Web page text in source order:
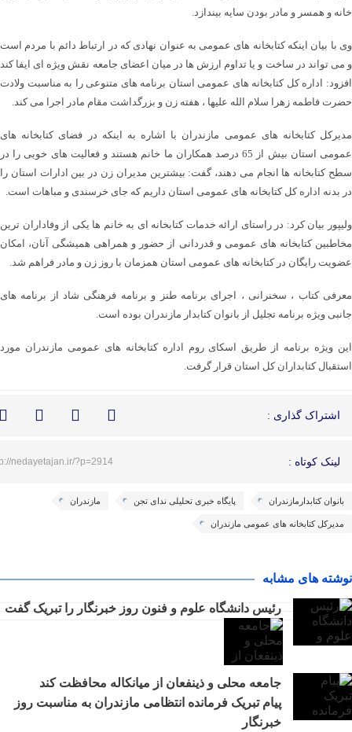
خانه و همسر و مادر بودن سایه بیندازد.
وی با بیان اینکه کتابخانه های عمومی به عنوان نهادی که در ارتباط دائم با مردم است
و می تواند در ساخت و یا تداوم ارزش ها در میان اعضای جامعه نقش ویژه ای ایفا کند
افزود: اداره کل کتابخانه های عمومی استان برنامه های متنوعی را به مناسبت ولادت
حضرت فاطمه زهرا سلام الله علیها ، هفته زن و بزرگداشت مقام مادر اجرا می کند.
مدیرکل کتابخانه های عمومی مازندران با اشاره به اینکه در فضای کتابخانه های
عمومی استان بیش از 65 درصد همکاران ما خانم هستند و فعالیت های خوبی را در
سطح کتابخانه ها انجام می دهند، گفت: بیشترین مدیران زن در بین ادارات استان را
در بدنه اداره کل کتابخانه های عمومی استان داریم که جای خرسندی و مباهات است.
ولیپور بیان کرد: در راستای ارائه خدمات کتابخانه ای به خانم ها یکی از وفاداران ترین
مخاطبین کتابخانه های عمومی و قدردانی از حضور و همراهی همیشگی آنان، امکان
عضویت رایگان در کتابخانه های عمومی استان همزمان با روز زن و مادر فراهم شد.
معرفی کتاب ، سخنرانی ، اجرای برنامه طنز و برنامه فرهنگی شاد از برنامه های
جانبی ویژه برنامه تجلیل از بانوان کتابدار مازندران بوده است.
این ویژه برنامه از طریق اسکای روم اداره کتابخانه های عمومی مازندران مورد
استقبال کتابداران کل استان قرار گرفت.
اشتراک گذاری :
لینک کوتاه : nedayetajan.ir/?p=2914
بانوان کتابدارمازندران پایگاه خبری تحلیلی ندای تجن مازندران
مدیرکل کتابخانه های عمومی مازندران
نوشته های مشابه
رئیس دانشگاه علوم و فنون روز خبرنگار را تبریک گفت
جامعه محلی و ذینفعان از میانکاله محافظت کند
پیام تبریک فرمانده انتظامی مازندران به مناسبت روز
خبرنگار